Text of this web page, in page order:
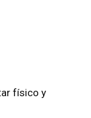
físico y